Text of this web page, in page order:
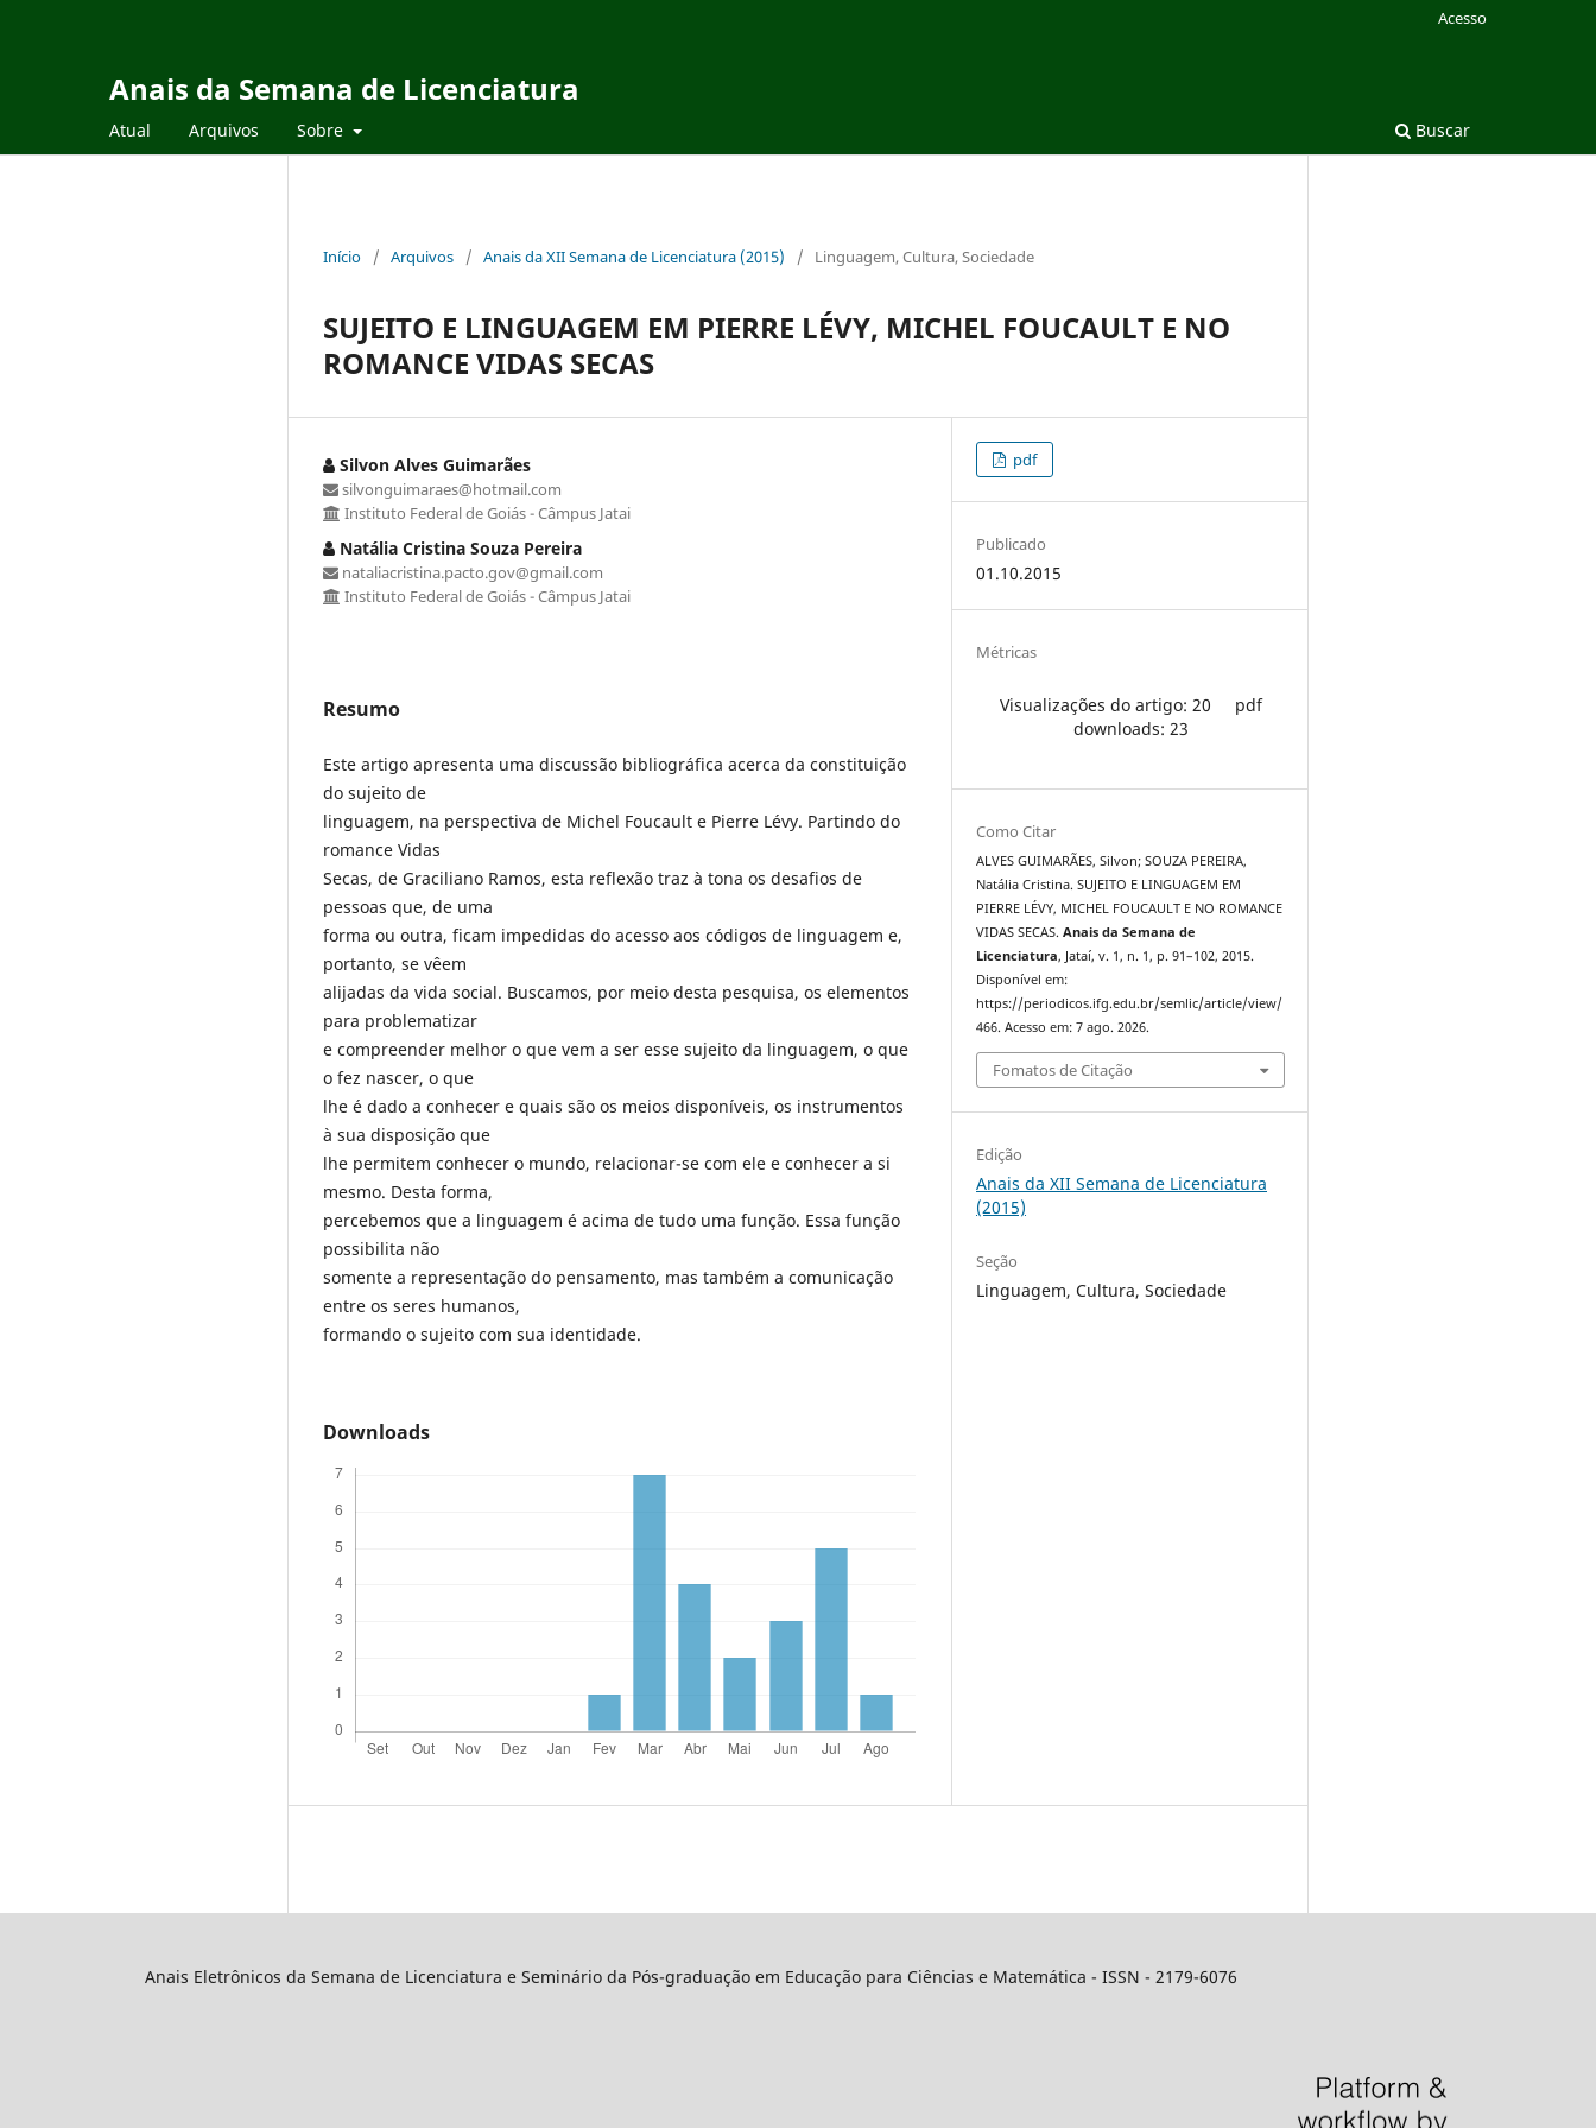
Anais da Semana de Licenciatura
Atual Arquivos Sobre Buscar
Acesso
Início / Arquivos / Anais da XII Semana de Licenciatura (2015) / Linguagem, Cultura, Sociedade
SUJEITO E LINGUAGEM EM PIERRE LÉVY, MICHEL FOUCAULT E NO
ROMANCE VIDAS SECAS
Silvon Alves Guimarães
silvonguimaraes@hotmail.com
Instituto Federal de Goiás - Câmpus Jatai
Natália Cristina Souza Pereira
nataliacristina.pacto.gov@gmail.com
Instituto Federal de Goiás - Câmpus Jatai
Resumo
Este artigo apresenta uma discussão bibliográfica acerca da constituição
do sujeito de
linguagem, na perspectiva de Michel Foucault e Pierre Lévy. Partindo do
romance Vidas
Secas, de Graciliano Ramos, esta reflexão traz à tona os desafios de
pessoas que, de uma
forma ou outra, ficam impedidas do acesso aos códigos de linguagem e,
portanto, se vêem
alijadas da vida social. Buscamos, por meio desta pesquisa, os elementos
para problematizar
e compreender melhor o que vem a ser esse sujeito da linguagem, o que
o fez nascer, o que
lhe é dado a conhecer e quais são os meios disponíveis, os instrumentos
à sua disposição que
lhe permitem conhecer o mundo, relacionar-se com ele e conhecer a si
mesmo. Desta forma,
percebemos que a linguagem é acima de tudo uma função. Essa função
possibilita não
somente a representação do pensamento, mas também a comunicação
entre os seres humanos,
formando o sujeito com sua identidade.
Downloads
pdf
Publicado
01.10.2015
Métricas
Visualizações do artigo: 20
pdf
downloads: 23
Como Citar
ALVES GUIMARÃES, Silvon; SOUZA PEREIRA,
Natália Cristina. SUJEITO E LINGUAGEM EM
PIERRE LÉVY, MICHEL FOUCAULT E NO ROMANCE
VIDAS SECAS.Anais da Semana de
Licenciatura, Jataí, v. 1, n. 1, p. 91–102, 2015.
Disponível em:
https://periodicos.ifg.edu.br/semlic/article/view/
466. Acesso em: 7 ago. 2026.
Fomatos de Citação
Edição
Anais da XII Semana de Licenciatura
(2015)
Seção
Linguagem, Cultura, Sociedade
Anais Eletrônicos da Semana de Licenciatura e Seminário da Pós-graduação em Educação para Ciências e Matemática - ISSN - 2179-6076